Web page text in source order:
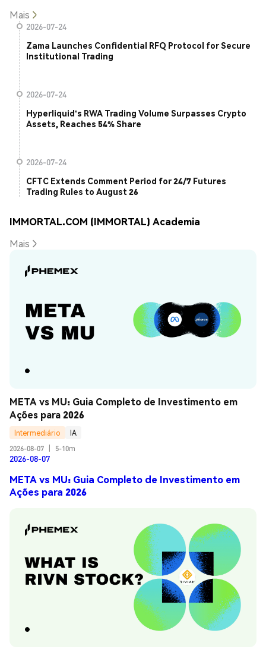
Mais
2026-07-24
Zama Launches Confidential RFQ Protocol for Secure
Institutional Trading
2026-07-24
Hyperliquid's RWA Trading Volume Surpasses Crypto
Assets, Reaches 54% Share
2026-07-24
CFTC Extends Comment Period for 24/7 Futures
Trading Rules to August 26
IMMORTAL.COM (IMMORTAL) Academia
Mais
META vs MU: Guia Completo de Investimento em
Ações para 2026
Intermediário
IA
2026-08-07
5-10m
2026-08-07
META vs MU: Guia Completo de Investimento em
Ações para 2026